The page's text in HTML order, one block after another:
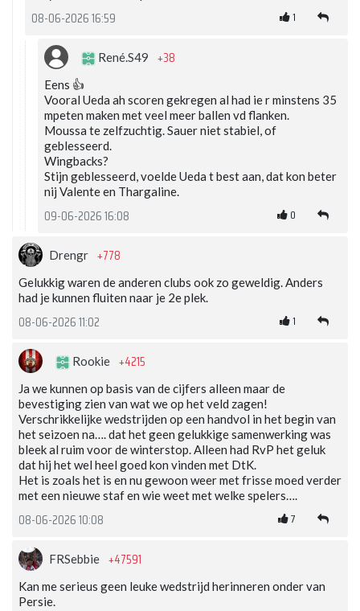
08-06-2026 16:59 1
René.S49 +38
Eens 👍
Vooral Ueda ah scoren gekregen al had ie r minstens 35
mpeten maken met veel meer ballen vd flanken.
Moussa te zelfzuchtig. Sauer niet stabiel, of
geblesseerd.
Wingbacks?
Stijn geblesseerd, voelde Ueda t best aan, dat kon beter
nij Valente en Thargaline.
09-06-2026 16:08 0
Drengr +778
Gelukkig waren de anderen clubs ook zo geweldig. Anders
had je kunnen fluiten naar je 2e plek.
08-06-2026 11:02 1
Rookie +4215
Ja we kunnen op basis van de cijfers alleen maar de
bevestiging zien van wat we op het veld zagen!
Verschrikkelijke wedstrijden op een handvol in het begin van
het seizoen na…. dat het geen gelukkige samenwerking was
bleek al ruim voor de winterstop. Alleen had RvP het geluk
dat hij het wel heel goed kon vinden met DtK.
Het is zoals het is en nu gewoon weer met frisse moed verder
met een nieuwe staf en wie weet met welke spelers….
08-06-2026 10:08 7
FRSebbie +47591
Kan me serieus geen leuke wedstrijd herinneren onder van
Persie.